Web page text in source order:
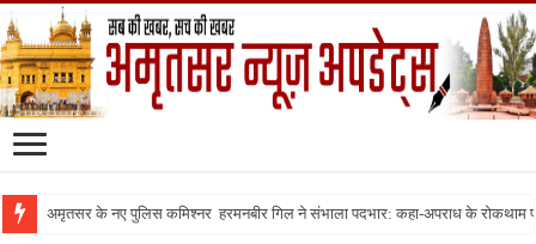
अमृतसर के नए पुलिस कमिश्नर हरमनबीर गिल ने संभाला पदभार: कहा-अपराध के रोकथाम